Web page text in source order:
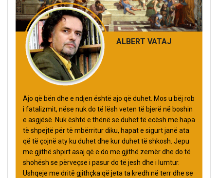
ALBERT VATAJ
Ajo që bën dhe e ndjen është ajo që duhet. Mos u bëj rob
i fatalizmit, nëse nuk do të lësh veten të bjerë në boshin
e asgjësë. Nuk është e thënë se duhet të ecësh me hapa
të shpejtë për të mbërritur diku, hapat e sigurt janë ata
që të çojnë aty ku duhet dhe kur duhet të shkosh. Jepu
me gjithë shpirt asaj që e do me gjithë zemër dhe do të
shohësh se përveçse i pasur do të jesh dhe i lumtur.
Ushqeje me dritë gjithçka që jeta ta kredh në terr dhe se